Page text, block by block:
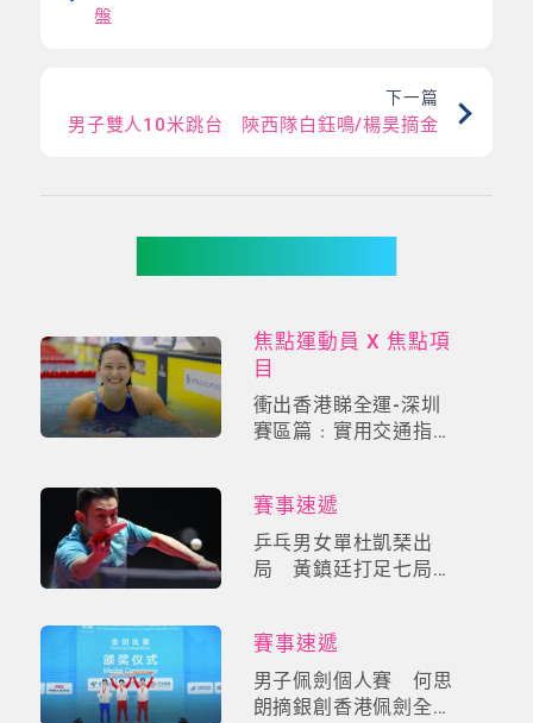
盤
下一篇
男子雙人10米跳台 陝西隊白鈺鳴/楊昊摘金
焦點運動員 X 焦點項
目
衝出香港睇全運-深圳
賽區篇﹕實用交通指
人包
賽事速遞
乒乓男女單杜凱琹出
局 黃鎮廷打足七局晉
賽事速遞
男子佩劍個人賽 何思
朗摘銀創香港佩劍全運